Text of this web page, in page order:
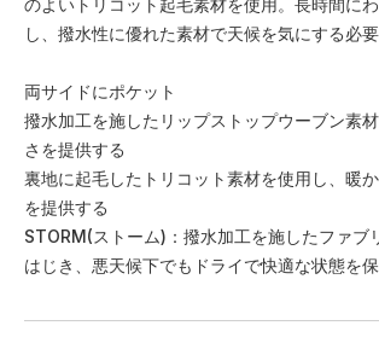
のよいトリコット起毛素材を使用。長時間に
し、撥水性に優れた素材で天候を気にする必要
両サイドにポケット
撥水加工を施したリップストップウーブン素
さを提供する
裏地に起毛したトリコット素材を使用し、暖
を提供する
STORM(ストーム)：撥水加工を施したファブ
はじき、悪天候下でもドライで快適な状態を